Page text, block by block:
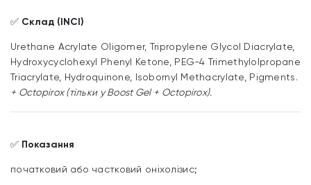
✅ Склад (INCI)
Urethane Acrylate Oligomer, Tripropylene Glycol Diacrylate,
Hydroxycyclohexyl Phenyl Ketone, PEG-4 Trimethylolpropane
Triacrylate, Hydroquinone, Isobornyl Methacrylate, Pigments.
+ Octopirox (тільки у Boost Gel + Octopirox).
✅ Показання
початковий або частковий оніхолізис;